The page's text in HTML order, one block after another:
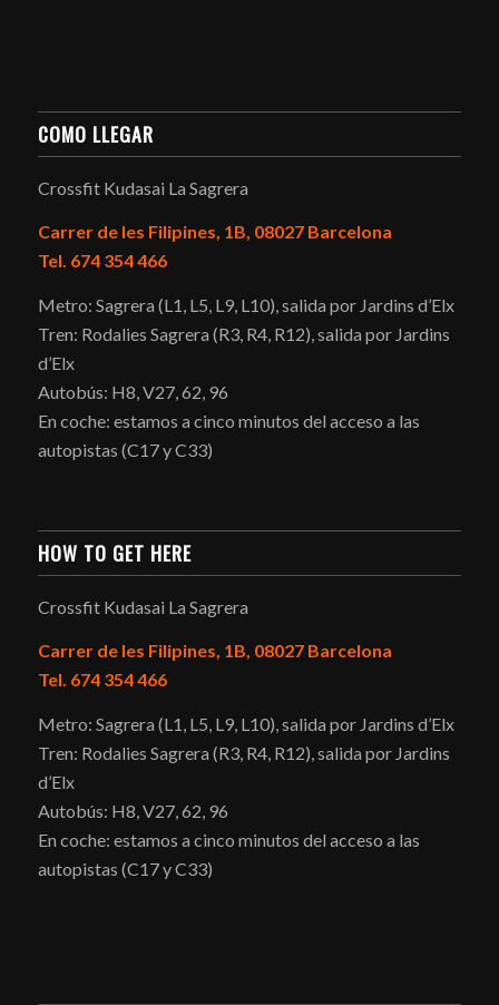
COMO LLEGAR
Crossfit Kudasai La Sagrera
Carrer de les Filipines, 1B, 08027 Barcelona
Tel. 674 354 466
Metro: Sagrera (L1, L5, L9, L10), salida por Jardins d’Elx
Tren: Rodalies Sagrera (R3, R4, R12), salida por Jardins
d’Elx
Autobús: H8, V27, 62, 96
En coche: estamos a cinco minutos del acceso a las
autopistas (C17 y C33)
HOW TO GET HERE
Crossfit Kudasai La Sagrera
Carrer de les Filipines, 1B, 08027 Barcelona
Tel. 674 354 466
Metro: Sagrera (L1, L5, L9, L10), salida por Jardins d’Elx
Tren: Rodalies Sagrera (R3, R4, R12), salida por Jardins
d’Elx
Autobús: H8, V27, 62, 96
En coche: estamos a cinco minutos del acceso a las
autopistas (C17 y C33)